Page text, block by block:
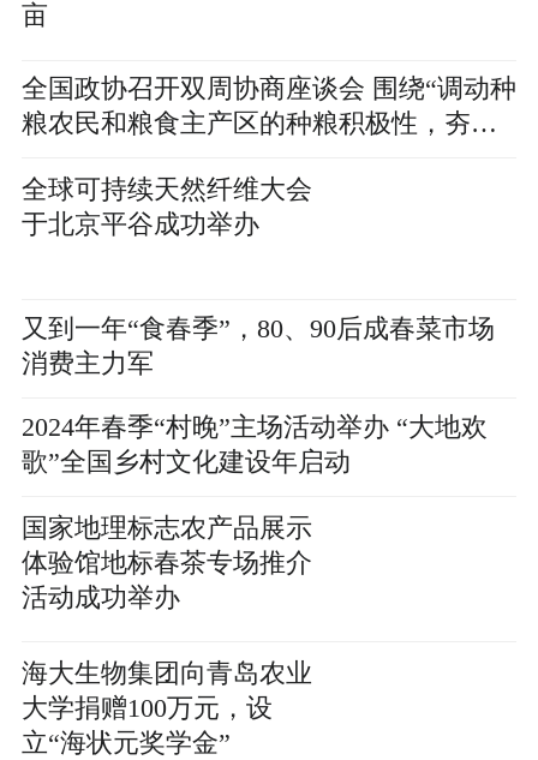
亩
全国政协召开双周协商座谈会 围绕“调动种
粮农民和粮食主产区的种粮积极性，夯实
全球可持续天然纤维大会
于北京平谷成功举办
又到一年“食春季”，80、90后成春菜市场
消费主力军
2024年春季“村晚”主场活动举办 “大地欢
歌”全国乡村文化建设年启动
国家地理标志农产品展示
体验馆地标春茶专场推介
活动成功举办
海大生物集团向青岛农业
大学捐赠100万元，设
立“海状元奖学金”